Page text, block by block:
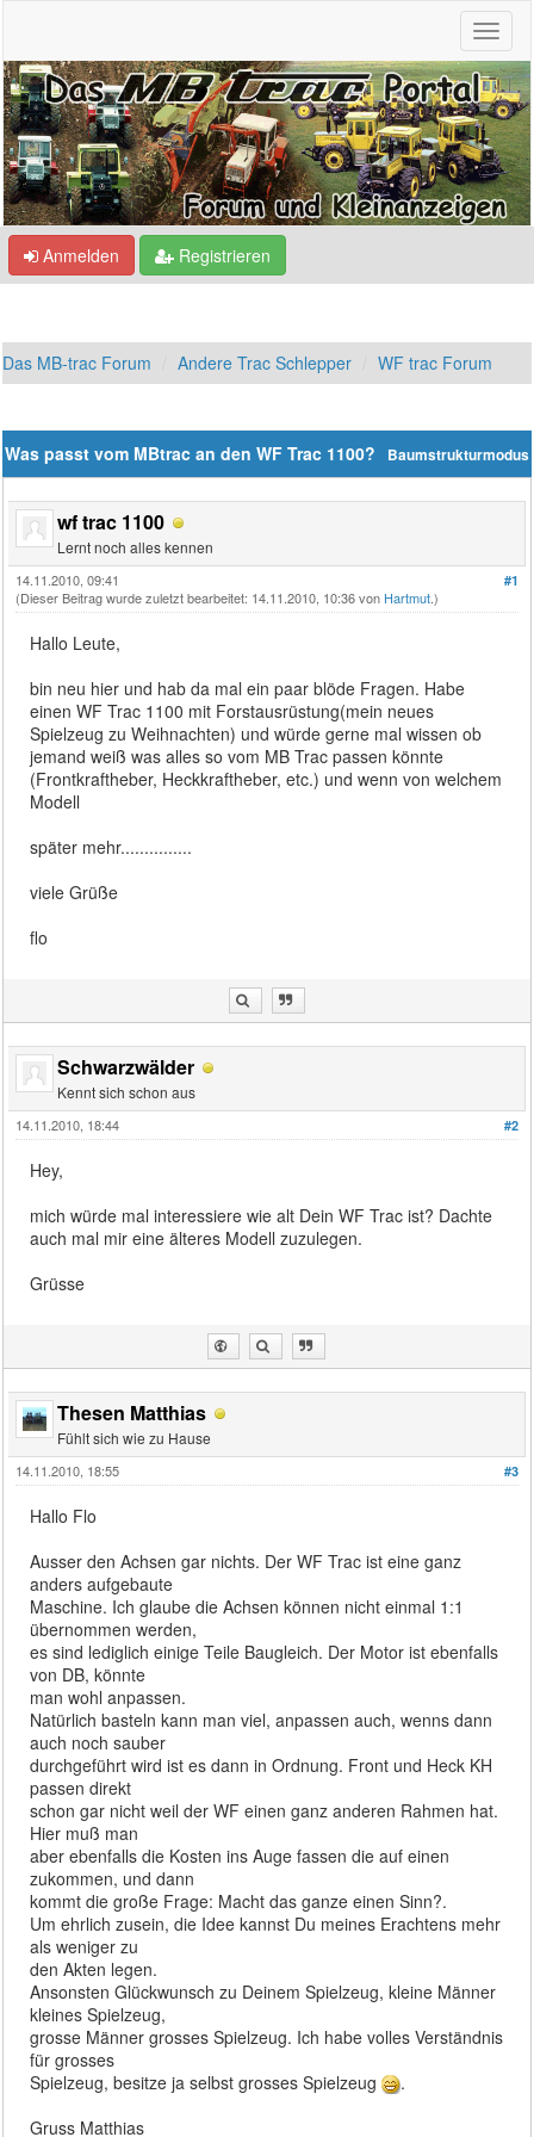
Anmelden Registrieren
Das MB-trac Forum Andere Trac Schlepper WF trac Forum
Baumstrukturmodus
Was passt vom MBtrac an den WF Trac 1100?
wf trac 1100
Lernt noch alles kennen
#1
14.11.2010, 09:41
(Dieser Beitrag wurde zuletzt bearbeitet: 14.11.2010, 10:36 von Hartmut.)
Hallo Leute,
bin neu hier und hab da mal ein paar blöde Fragen. Habe
einen WF Trac 1100 mit Forstausrüstung(mein neues
Spielzeug zu Weihnachten) und würde gerne mal wissen ob
jemand weiß was alles so vom MB Trac passen könnte
(Frontkraftheber, Heckkraftheber, etc.) und wenn von welchem
Modell
später mehr...............
viele Grüße
flo
Schwarzwälder
Kennt sich schon aus
#2
14.11.2010, 18:44
Hey,
mich würde mal interessiere wie alt Dein WF Trac ist? Dachte
auch mal mir eine älteres Modell zuzulegen.
Grüsse
Thesen Matthias
Fühlt sich wie zu Hause
#3
14.11.2010, 18:55
Hallo Flo
Ausser den Achsen gar nichts. Der WF Trac ist eine ganz
anders aufgebaute
Maschine. Ich glaube die Achsen können nicht einmal 1:1
übernommen werden,
es sind lediglich einige Teile Baugleich. Der Motor ist ebenfalls
von DB, könnte
man wohl anpassen.
Natürlich basteln kann man viel, anpassen auch, wenns dann
auch noch sauber
durchgeführt wird ist es dann in Ordnung. Front und Heck KH
passen direkt
schon gar nicht weil der WF einen ganz anderen Rahmen hat.
Hier muß man
aber ebenfalls die Kosten ins Auge fassen die auf einen
zukommen, und dann
kommt die große Frage: Macht das ganze einen Sinn?.
Um ehrlich zusein, die Idee kannst Du meines Erachtens mehr
als weniger zu
den Akten legen.
Ansonsten Glückwunsch zu Deinem Spielzeug, kleine Männer
kleines Spielzeug,
grosse Männer grosses Spielzeug. Ich habe volles Verständnis
für grosses
Spielzeug, besitze ja selbst grosses Spielzeug
.
Gruss Matthias